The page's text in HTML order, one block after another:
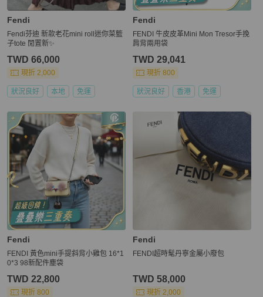
Fendi
Fendi芬迪 新款老花mini roll迷你菜籃
子tote 閒置新✨️
TWD 66,000
現折 2,000
狀況良好 本地 免運
Fendi
FENDI 牛皮皮革Mini Mon Tresor手挽
肩背兩用袋
TWD 29,041
現折 800
狀況良好 香港 免運
Fendi
FENDI 黃色mini手提斜背小雞包 16*1
0*3 98新配件塵袋
TWD 22,800
現折 800
Fendi
FENDI超時髦丹寧金屬小廢包
TWD 58,000
現折 2,000